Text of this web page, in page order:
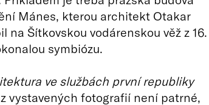
Mánes, kterou architekt Otakar
na Šítkovskou vodárenskou věž z 16.
symbiózu.
ve službách první republiky
vystavených fotografií není patrné,